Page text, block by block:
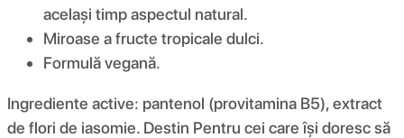
același timp aspectul natural.
Miroase a fructe tropicale dulci.
Formulă vegană.
Ingrediente active: pantenol (provitamina B5), extract
de flori de iasomie. Destin Pentru cei care își doresc să